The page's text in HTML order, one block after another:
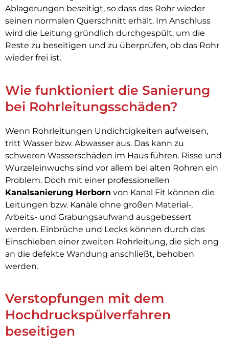
Ablagerungen beseitigt, so dass das Rohr wieder
seinen normalen Querschnitt erhält. Im Anschluss
wird die Leitung gründlich durchgespült, um die
Reste zu beseitigen und zu überprüfen, ob das Rohr
wieder frei ist.
Wie funktioniert die Sanierung
bei Rohrleitungsschäden?
Wenn Rohrleitungen Undichtigkeiten aufweisen,
tritt Wasser bzw. Abwasser aus. Das kann zu
schweren Wasserschäden im Haus führen. Risse und
Wurzeleinwuchs sind vor allem bei alten Rohren ein
Problem. Doch mit einer professionellen
Kanalsanierung Herborn von Kanal Fit können die
Leitungen bzw. Kanäle ohne großen Material-,
Arbeits- und Grabungsaufwand ausgebessert
werden. Einbrüche und Lecks können durch das
Einschieben einer zweiten Rohrleitung, die sich eng
an die defekte Wandung anschließt, behoben
werden.
Verstopfungen mit dem
Hochdruckspülverfahren
beseitigen